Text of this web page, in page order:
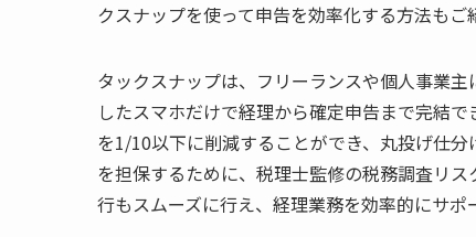
クスナップを使って申告を効率化する方法もご
タックスナップは、フリーランスや個人事業
したスマホだけで経理から確定申告まで完結
を1/10以下に削減することができ、丸投げ仕
を担保するために、税理士監修の税務調査リ
行もスムーズに行え、経理業務を効率的にサポ